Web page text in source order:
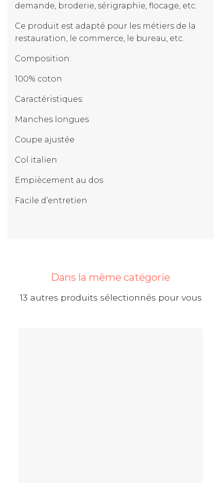
demande, broderie, sérigraphie, flocage, etc.
Ce produit est adapté pour les métiers de la
restauration, le commerce, le bureau, etc.
Composition:
100% coton
Caractéristiques:
Manches longues
Coupe ajustée
Col italien
Empiècement au dos
Facile d’entretien
Dans la même catégorie
13 autres produits sélectionnés pour vous